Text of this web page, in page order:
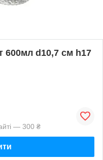
600мл d10,7 см h17
— 300 ₴